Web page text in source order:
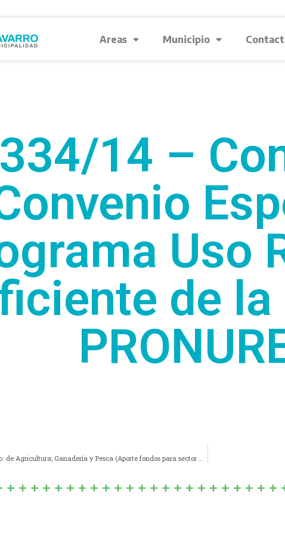
Areas Municipio
14 –
Uso
de la